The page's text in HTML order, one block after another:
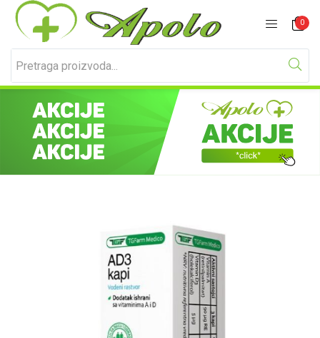
0
Prijavite se Registracija
Unesite svoje korisničko ime i lozinku za prijavu.